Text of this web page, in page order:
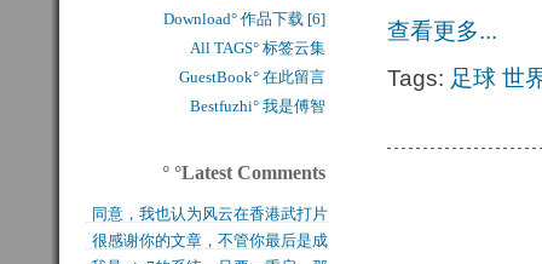
查看更多...
Tags: 足球 世
Download° 作品下载 [6]
All TAGS° 标签云集
GuestBook° 在此留言
Bestfuzhi° 我是傅智
° °Latest Comments
同意，我也认为风云在香港武打片
历史上是绝无仅有的，...
很感谢你的文章，不管你最后是成